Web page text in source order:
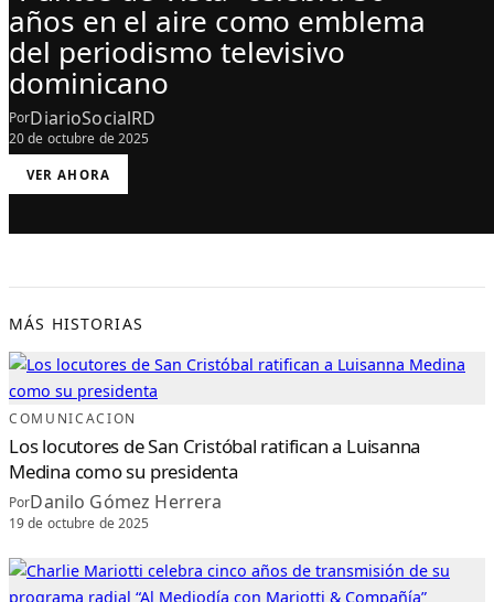
años en el aire como emblema
del periodismo televisivo
dominicano
PorDiarioSocialRD
20 de octubre de 2025
VER AHORA
:
P
T
S
T
”
C
L
E
B
R
A
5
A
O
S
E
L
A
R
MÁS HISTORIAS
COMUNICACION
Los locutores de San Cristóbal ratifican a Luisanna
Medina como su presidenta
PorDanilo Gómez Herrera
19 de octubre de 2025